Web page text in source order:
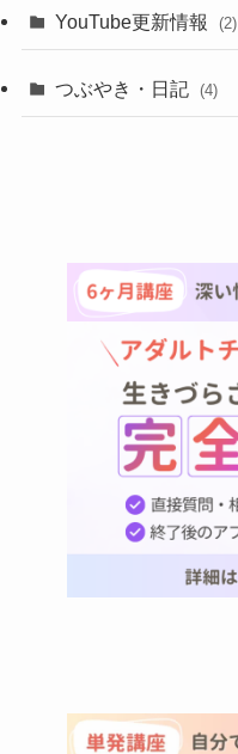
YouTube更新情報 (2)
つぶやき・日記 (4)